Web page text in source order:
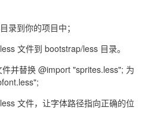
录到你的项目中；
文件到 bootstrap/less 目录。
并替换 @import "sprites.less"; 为
文件，让字体路径指向正确的位